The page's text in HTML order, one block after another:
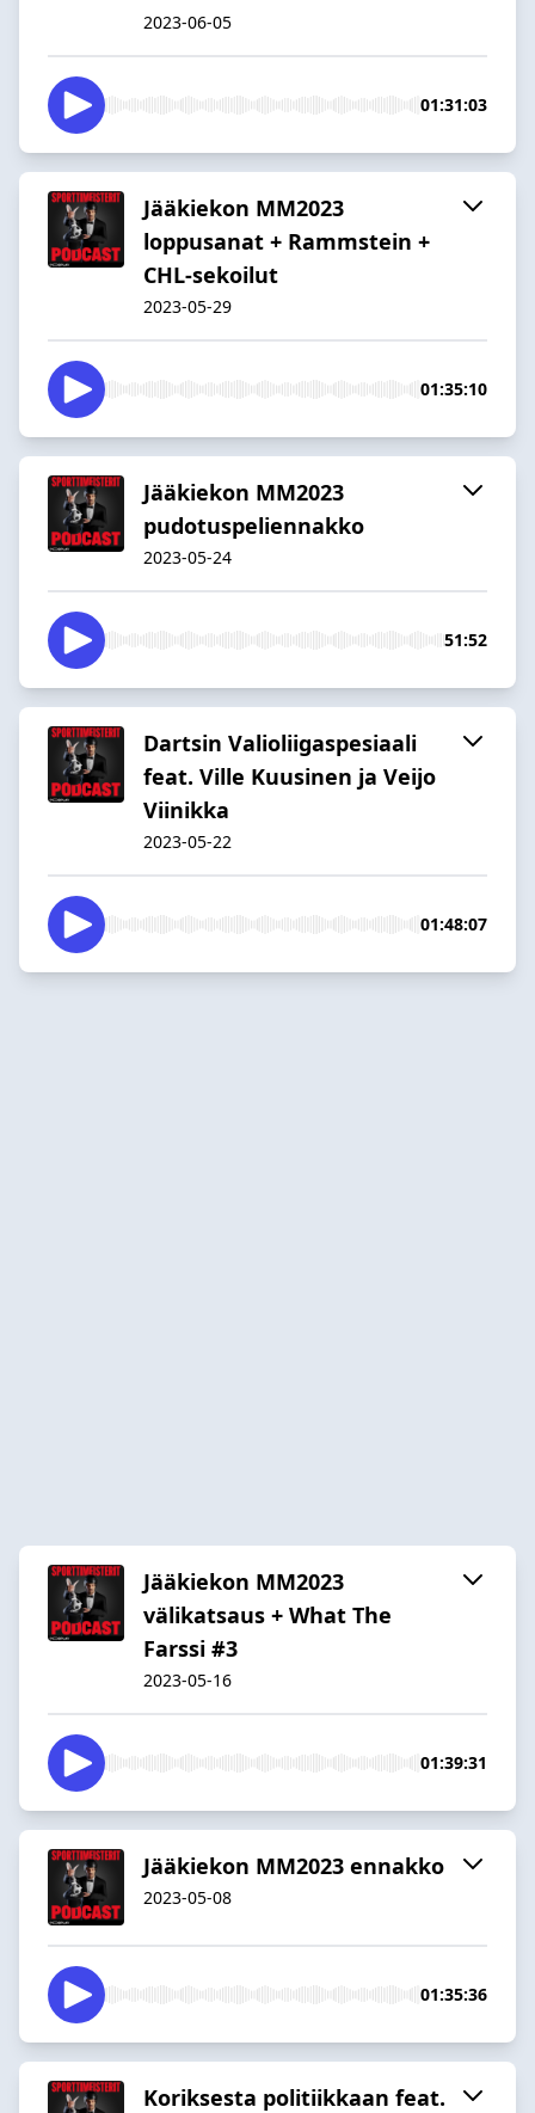
2023-06-05
01:31:03
Jääkiekon MM2023
loppusanat + Rammstein +
CHL-sekoilut
2023-05-29
01:35:10
Jääkiekon MM2023
pudotuspeliennakko
2023-05-24
51:52
Dartsin Valioliigaspesiaali
feat. Ville Kuusinen ja Veijo
Viinikka
2023-05-22
01:48:07
Jääkiekon MM2023
välikatsaus + What The
Farssi #3
2023-05-16
01:39:31
Jääkiekon MM2023 ennakko
2023-05-08
01:35:36
Koriksesta politiikkaan feat.